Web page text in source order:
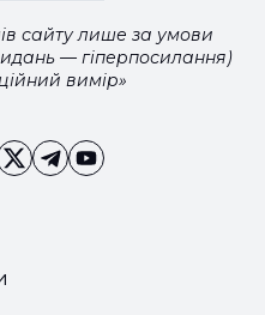
сайту лише за умови
— гіперпосилання)
вимір»